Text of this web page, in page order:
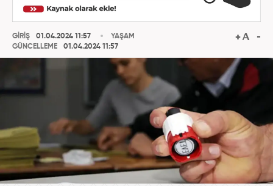
GİRİŞ
01.04.2024 11:57
GÜNCELLEME
01.04.2024 11:57
YAŞAM